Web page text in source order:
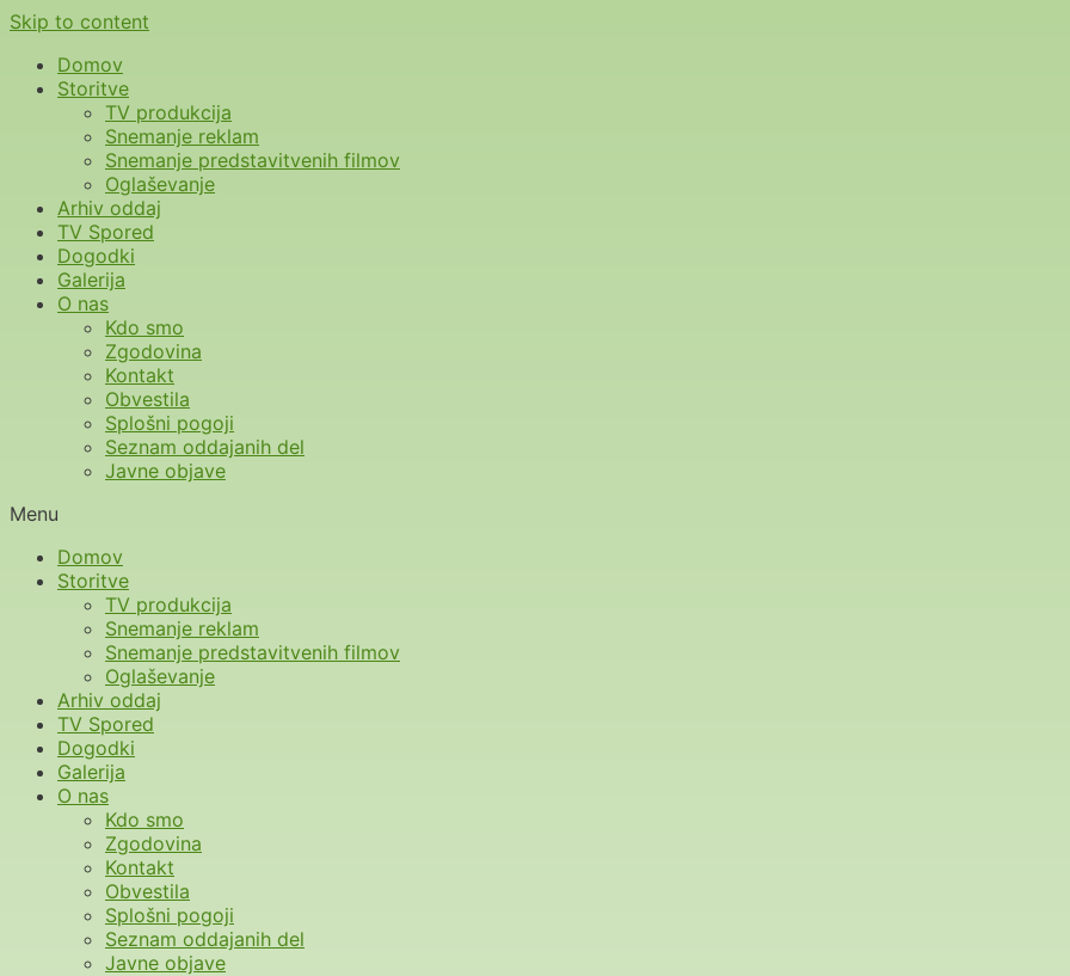
Skip to content
Domov
Storitve
TV produkcija
Snemanje reklam
Snemanje predstavitvenih filmov
Oglaševanje
Arhiv oddaj
TV Spored
Dogodki
Galerija
O nas
Kdo smo
Zgodovina
Kontakt
Obvestila
Splošni pogoji
Seznam oddajanih del
Javne objave
Menu
Domov
Storitve
TV produkcija
Snemanje reklam
Snemanje predstavitvenih filmov
Oglaševanje
Arhiv oddaj
TV Spored
Dogodki
Galerija
O nas
Kdo smo
Zgodovina
Kontakt
Obvestila
Splošni pogoji
Seznam oddajanih del
Javne objave